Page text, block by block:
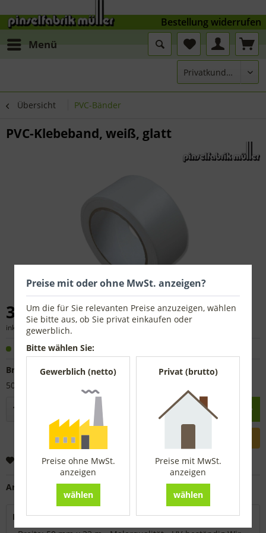
Menü
Übersicht PVC-Bänder
PVC-Klebeband, weiß, glatt
3,72 € *
inkl. MwSt.zzgl. Versandkosten
Sofort versandfertig, Lieferzeit ca. 1-3 Werktage
Breite
50 mm x 33 m
Warenkorb
Merken
Artikel-Nr.:
Beschreibung
Bestellung widerrufen
Preise mit oder ohne MwSt. anzeigen?
Um die für Sie relevanten Preise anzuzeigen, wählen
Sie bitte aus, ob Sie privat einkaufen oder
gewerblich.
Bitte wählen Sie:
Gewerblich (netto)
Preise ohne MwSt.
anzeigen
wählen
Privat (brutto)
Preise mit MwSt.
anzeigen
wählen